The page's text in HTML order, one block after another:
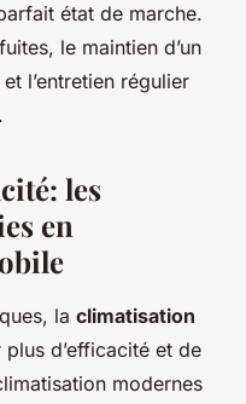
état de marche.
le maintien d’un
l’entretien régulier
.
les
en
la climatisation
d’efficacité et de
modernes